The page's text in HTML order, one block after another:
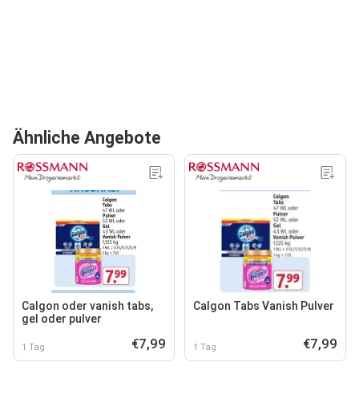
Ähnliche Angebote
Calgon oder vanish tabs,
gel oder pulver
1 Tag €7,99
Calgon Tabs Vanish Pulver
1 Tag €7,99